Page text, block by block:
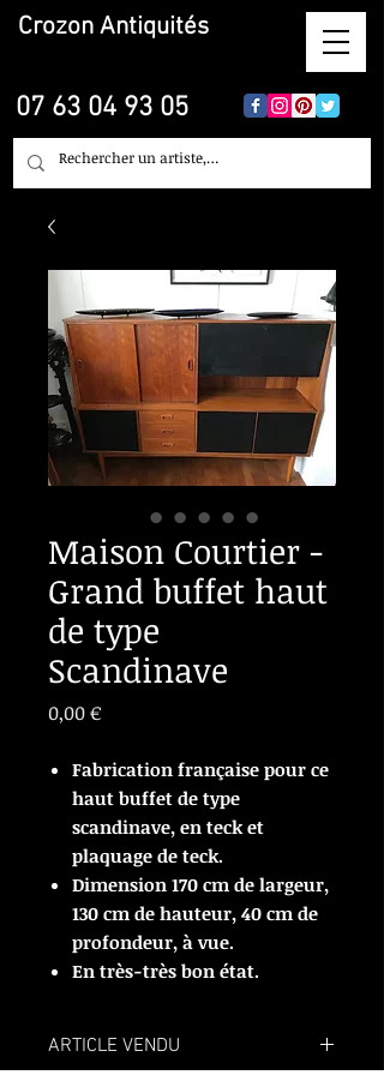
Crozon Antiquités
07 63 04 93 05
Maison Courtier -
Grand buffet haut
de type
Scandinave
0,00 €Prix
Fabrication française pour ce
haut buffet de type
scandinave, en teck et
plaquage de teck.
Dimension 170 cm de largeur,
130 cm de hauteur, 40 cm de
profondeur, à vue.
En très-très bon état.
ARTICLE VENDU